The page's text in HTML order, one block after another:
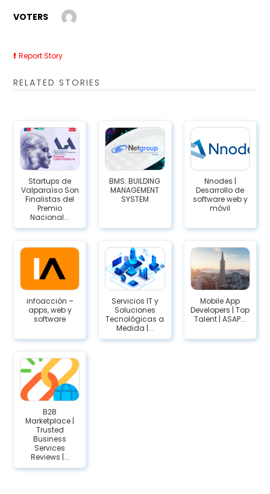
VOTERS
Report Story
RELATED STORIES
Startups de
Valparaíso Son
Finalistas del
Premio
Nacional...
BMS: BUILDING
MANAGEMENT
SYSTEM
Nnodes |
Desarrollo de
software web y
móvil
infoacción –
apps, web y
software
Servicios IT y
Soluciones
Tecnológicas a
Medida |...
Mobile App
Developers | Top
Talent | ASAP...
B2B
Marketplace |
Trusted
Business
Services
Reviews |...